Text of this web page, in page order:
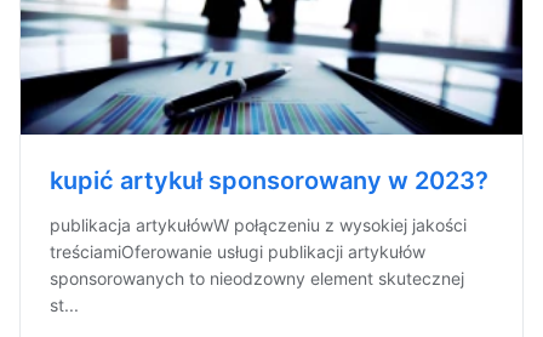
kupić artykuł sponsorowany w 2023?
publikacja artykułówW połączeniu z wysokiej jakości
treściamiOferowanie usługi publikacji artykułów
sponsorowanych to nieodzowny element skutecznej
st...